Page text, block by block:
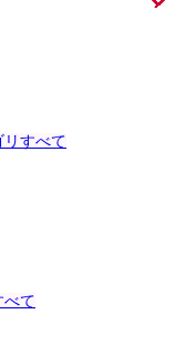
すべて
べて